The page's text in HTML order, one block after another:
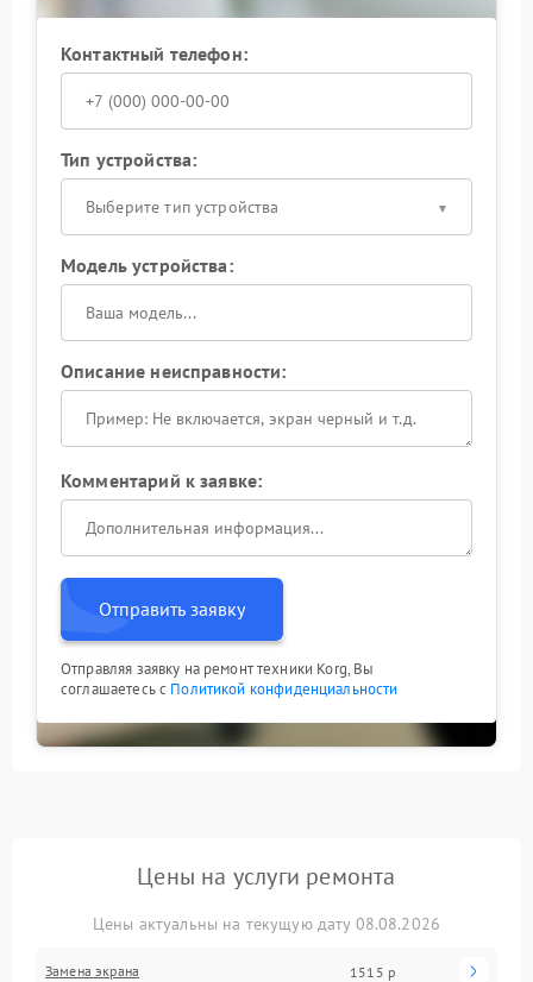
Контактный телефон:
Тип устройства:
Выберите тип устройства
Модель устройства:
Описание неисправности:
Комментарий к заявке:
Отправить заявку
Отправляя заявку на ремонт техники Korg, Вы
соглашаетесь с Политикой конфиденциальности
Цены на услуги ремонта
Цены актуальны на текущую дату 08.08.2026
Замена экрана 1515 р